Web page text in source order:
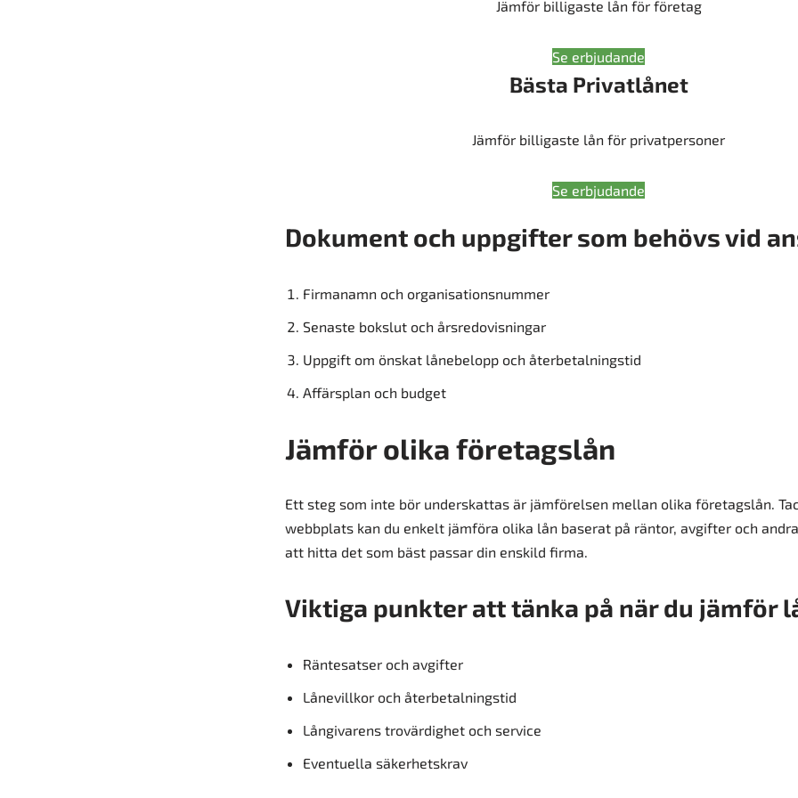
Jämför billigaste lån för företag
Se erbjudande
Bästa Privatlånet
Jämför billigaste lån för privatpersoner
Se erbjudande
Dokument och uppgifter som behövs vid
Firmanamn och organisationsnummer
Senaste bokslut och årsredovisningar
Uppgift om önskat lånebelopp och återbetalningstid
Affärsplan och budget
Jämför olika företagslån
Ett steg som inte bör underskattas är jämförelsen mellan olika företagslån.
webbplats kan du enkelt jämföra olika lån baserat på räntor, avgifter och
att hitta det som bäst passar din enskild firma.
Viktiga punkter att tänka på när du jämför
Räntesatser och avgifter
Lånevillkor och återbetalningstid
Långivarens trovärdighet och service
Eventuella säkerhetskrav